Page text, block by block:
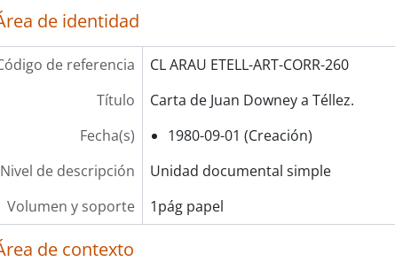
de identidad
de referencia
CL ARAU ETELL-ART-CORR-260
Título
Carta de Juan Downey a Téllez.
Fecha(s)
1980-09-01 (Creación)
Nivel de descripción
Unidad documental simple
Volumen y soporte
1pág papel
de contexto